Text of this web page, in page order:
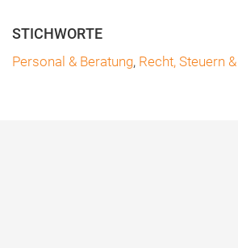
Personal & Beratung, Recht, Steuern